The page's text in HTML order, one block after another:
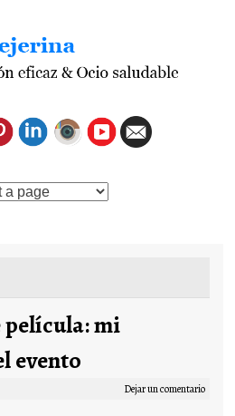
película: mi
evento
Dejar un comentario